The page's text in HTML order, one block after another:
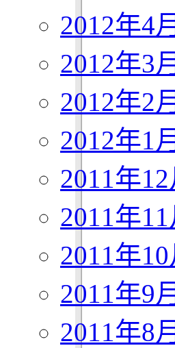
2012年4月
2012年3月
2012年2月
2012年1月
2011年12
2011年11
2011年10
2011年9月
2011年8月